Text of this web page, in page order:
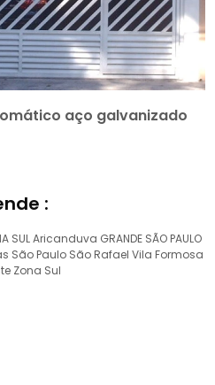
aço galvanizado
:
SULAricanduva GRANDE SÃO PAULO
São Paulo São Rafael Vila Formosa
Zona Sul